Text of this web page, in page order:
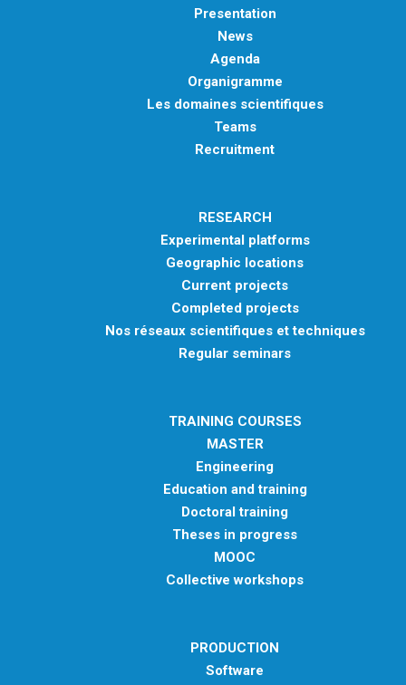
Presentation
News
Agenda
Organigramme
Les domaines scientifiques
Teams
Recruitment
RESEARCH
Experimental platforms
Geographic locations
Current projects
Completed projects
Nos réseaux scientifiques et techniques
Regular seminars
TRAINING COURSES
MASTER
Engineering
Education and training
Doctoral training
Theses in progress
MOOC
Collective workshops
PRODUCTION
Software